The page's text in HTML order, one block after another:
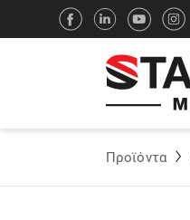
Προϊόντα